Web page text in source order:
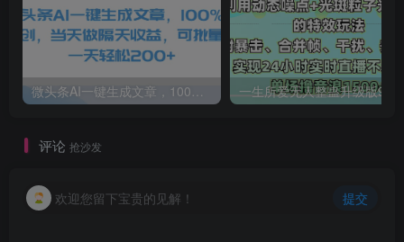
评论 抢沙发
欢迎您留下宝贵的见解！ 提交